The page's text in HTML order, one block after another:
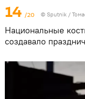
14 /20 © Sputnik /
Национальные
создавало